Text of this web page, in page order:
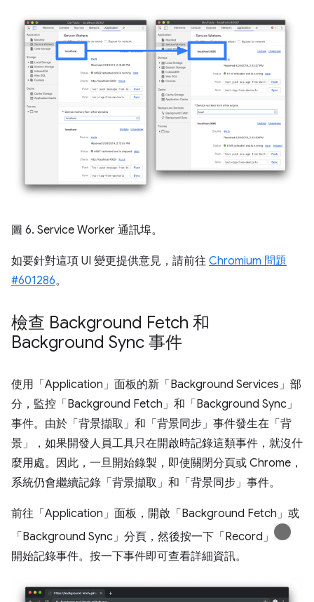
圖 6. Service Worker 通訊埠。
如要針對這項 UI 變更提供意見，請前往 Chromium 問題
#601286。
檢查 Background Fetch 和
Background Sync 事件
使用「Application」面板的新「Background Services」部
分，監控「Background Fetch」 和「Background Sync」
事件。由於「背景擷取」和「背景同步」事件發生在「背
景」，如果開發人員工具只在開啟時記錄這類事件，就沒什
麼用處。因此，一旦開始錄製，即使關閉分頁或 Chrome，
系統仍會繼續記錄「背景擷取」和「背景同步」事件。
前往「Application」 面板，開啟「Background Fetch」 或
「Background Sync」 分頁，然後按一下「Record」
開始記錄事件。按一下事件即可查看詳細資訊。